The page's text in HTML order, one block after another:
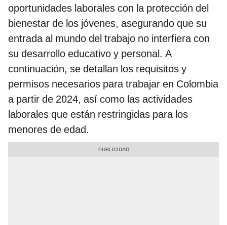
oportunidades laborales con la protección del
bienestar de los jóvenes, asegurando que su
entrada al mundo del trabajo no interfiera con
su desarrollo educativo y personal. A
continuación, se detallan los requisitos y
permisos necesarios para trabajar en Colombia
a partir de 2024, así como las actividades
laborales que están restringidas para los
menores de edad.